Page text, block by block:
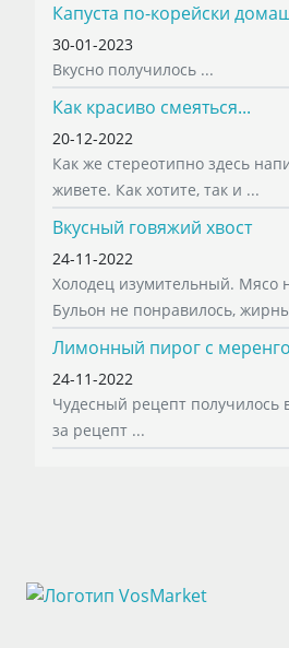
Капуста по-корейски
30-01-2023
Вкусно получилось ...
Как красиво смеяться...
20-12-2022
Как же стереотипно здесь
живете. Как хотите, так и ...
Вкусный говяжий хвост
24-11-2022
Холодец изумительный. Мясо
Бульон не понравилось,
Лимонный пирог с
24-11-2022
Чудесный рецепт получилось
за рецепт ...